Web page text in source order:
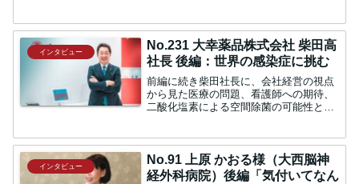
教えていただけますでしょうか。若本：
私は神奈川県の出身なのです...
インタビュー
No.231 大幸薬品株式会社 柴田高
社長 後編：世界の感染症に挑む
前編に続き柴田社長に、会社経営の視点
から見た医療の問題、看護師への期待、
二酸化塩素による空間除菌の可能性と夢
経営に関わるようになられた後、業績は
いかがでしたでしょうか。...
インタビュー
No.91 上原 かおる様（大西脳神
経外科病院）後編「気付いてなん